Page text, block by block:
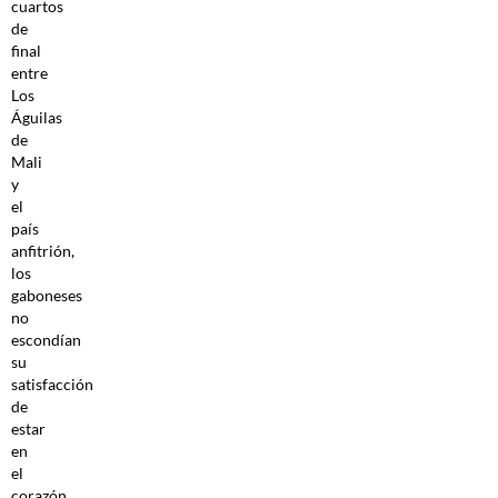
cuartos
de
final
entre
Los
Águilas
de
Mali
y
el
país
anfitrión,
los
gaboneses
no
escondían
su
satisfacción
de
estar
en
el